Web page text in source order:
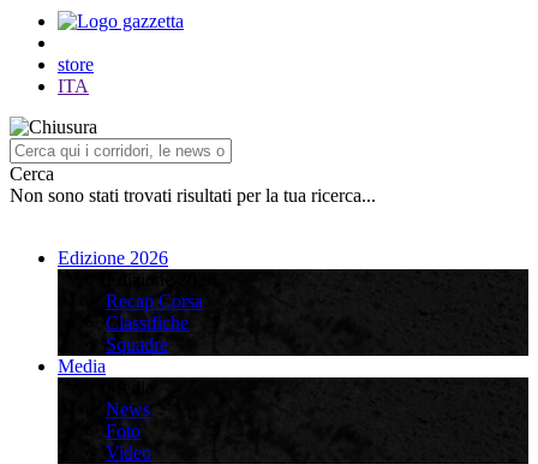
store
ITA
Cerca
Non sono stati trovati risultati per la tua ricerca...
Edizione 2026
Recap Corsa
Classifiche
Squadre
Media
News
Foto
Video